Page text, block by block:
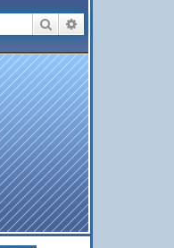
Rechercher